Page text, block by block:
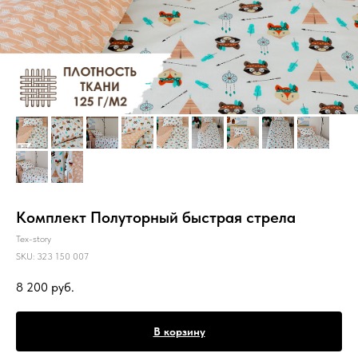
Комплект Полуторный быстрая стрела
Tex-story
SKU: 323 150 007
8 200 руб.
В корзину